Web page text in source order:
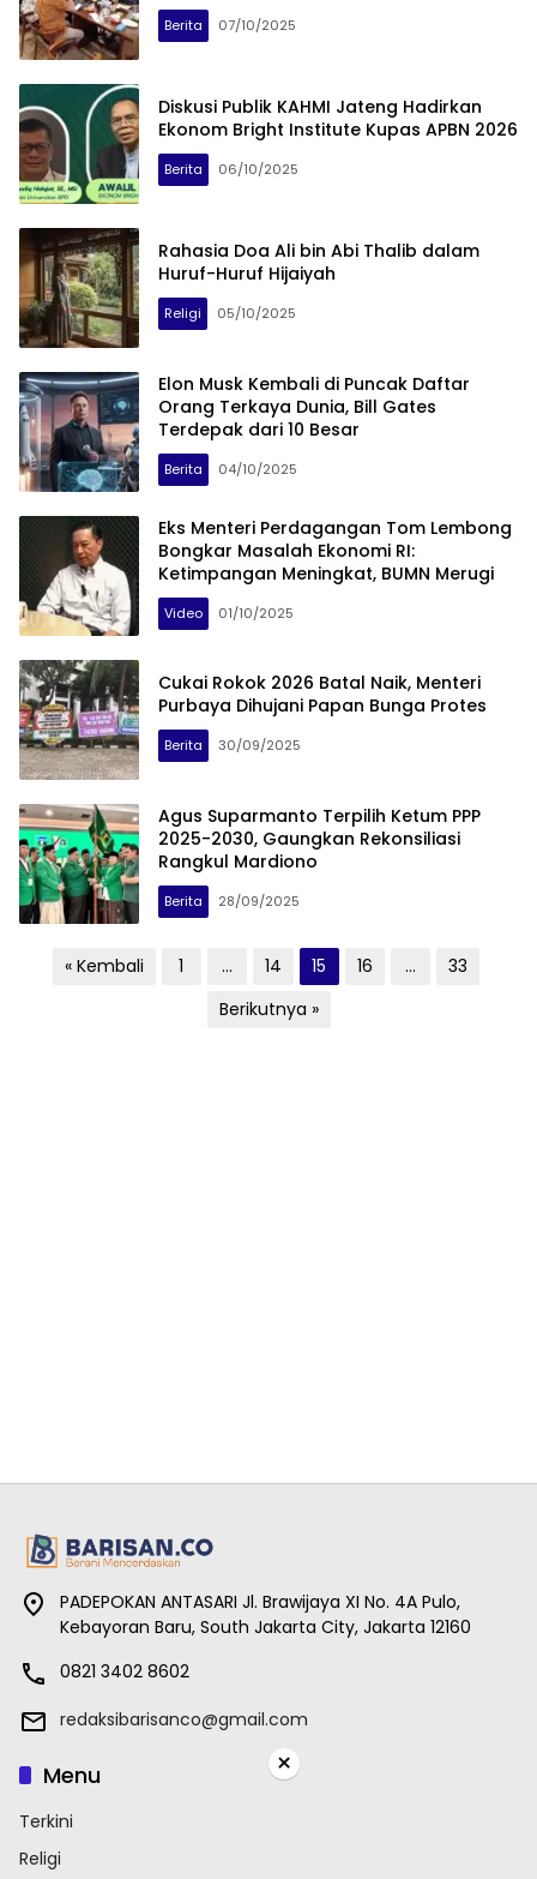
Berita 07/10/2025
Diskusi Publik KAHMI Jateng Hadirkan
Ekonom Bright Institute Kupas APBN 2026
Berita 06/10/2025
Rahasia Doa Ali bin Abi Thalib dalam
Huruf-Huruf Hijaiyah
Religi 05/10/2025
Elon Musk Kembali di Puncak Daftar
Orang Terkaya Dunia, Bill Gates
Terdepak dari 10 Besar
Berita 04/10/2025
Eks Menteri Perdagangan Tom Lembong
Bongkar Masalah Ekonomi RI:
Ketimpangan Meningkat, BUMN Merugi
Video 01/10/2025
Cukai Rokok 2026 Batal Naik, Menteri
Purbaya Dihujani Papan Bunga Protes
Berita 30/09/2025
Agus Suparmanto Terpilih Ketum PPP
2025-2030, Gaungkan Rekonsiliasi
Rangkul Mardiono
Berita 28/09/2025
Paginasi
« Kembali 1 … 14 15 16 …
33
Berikutnya »
PADEPOKAN ANTASARI Jl. Brawijaya XI No. 4A Pulo,
Kebayoran Baru, South Jakarta City, Jakarta 12160
0821 3402 8602
redaksibarisanco@gmail.com
Menu
Terkini
Religi
×